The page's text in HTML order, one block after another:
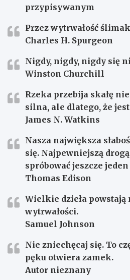
przypisywanym
Przez wytrwałość
Charles H. Spurgeon
Nigdy, nigdy, nigdy się
Winston Churchill
Rzeka przebija skałę
silna, ale dlatego, że
James N. Watkins
Nasza największa
się. Najpewniejszą
spróbować jeszcze
Thomas Edison
Wielkie dzieła
wytrwałości.
Samuel Johnson
Nie zniechęcaj się. To
pęku otwiera zamek.
Autor nieznany